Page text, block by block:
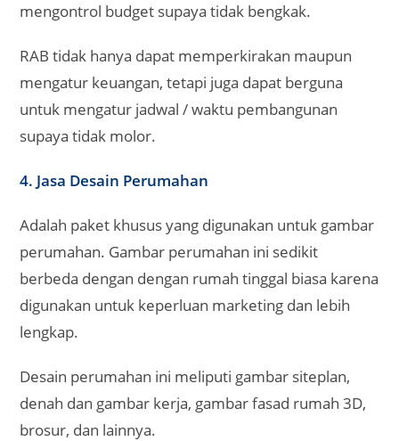
mengontrol budget supaya tidak bengkak.
RAB tidak hanya dapat memperkirakan maupun
mengatur keuangan, tetapi juga dapat berguna
untuk mengatur jadwal / waktu pembangunan
supaya tidak molor.
4. Jasa Desain Perumahan
Adalah paket khusus yang digunakan untuk gambar
perumahan. Gambar perumahan ini sedikit
berbeda dengan dengan rumah tinggal biasa karena
digunakan untuk keperluan marketing dan lebih
lengkap.
Desain perumahan ini meliputi gambar siteplan,
denah dan gambar kerja, gambar fasad rumah 3D,
brosur, dan lainnya.